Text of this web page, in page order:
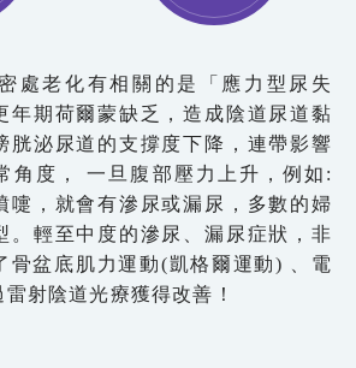
處老化有相關的是「應力型尿失
年期荷爾蒙缺乏，造成陰道尿道黏
胱泌尿道的支撐度下降，連帶影響
角度， 一旦腹部壓力上升，例如:
嚏，就會有滲尿或漏尿，多數的婦
。輕至中度的滲尿、漏尿症狀，非
骨盆底肌力運動(凱格爾運動) 、電
射陰道光療獲得改善！